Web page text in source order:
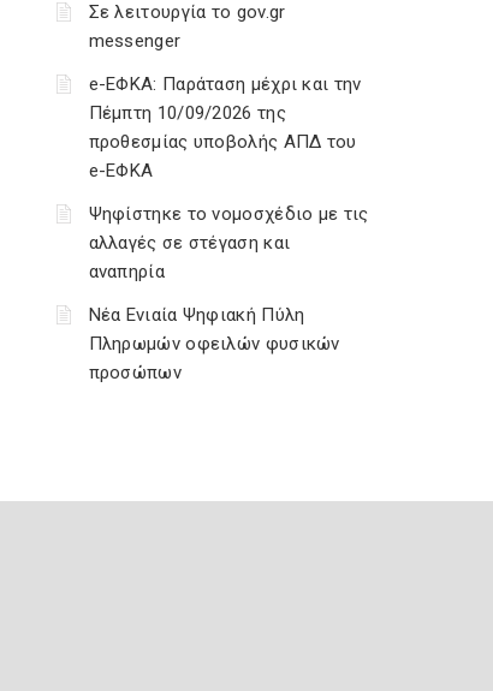
Σε λειτουργία το gov.gr
messenger
e-ΕΦΚΑ: Παράταση μέχρι και την
Πέμπτη 10/09/2026 της
προθεσμίας υποβολής ΑΠΔ του
e-ΕΦΚΑ
Ψηφίστηκε το νομοσχέδιο με τις
αλλαγές σε στέγαση και
αναπηρία
Νέα Ενιαία Ψηφιακή Πύλη
Πληρωμών οφειλών φυσικών
προσώπων